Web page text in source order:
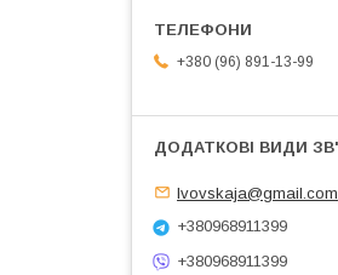
+380 (96) 891-13-99
lvovskaja@gmail.com
+380968911399
+380968911399